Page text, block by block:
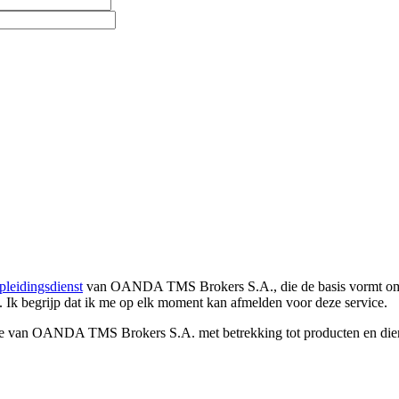
van OANDA TMS Brokers S.A., die de basis vormt
Ik begrijp dat ik me op elk moment kan afmelden voor deze service.
OANDA TMS Brokers S.A. met betrekking tot producten en